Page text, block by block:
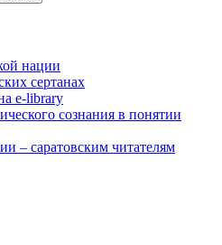
нации
сертанах
e-library
сознания в понятии
– саратовским читателям